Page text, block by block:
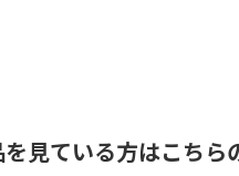
見ている方はこち